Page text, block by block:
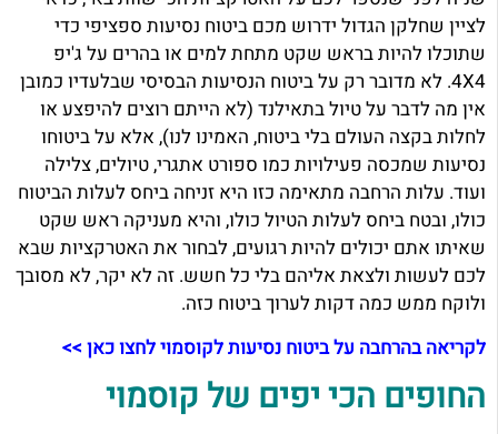
לציין שחלקן הגדול ידרוש מכם ביטוח נסיעות ספציפי כדי
שתוכלו להיות בראש שקט מתחת למים או בהרים על ג'יפ
4X4. לא מדובר רק על ביטוח הנסיעות הבסיסי שבלעדיו כמובן
אין מה לדבר על טיול בתאילנד (לא הייתם רוצים להיפצע או
לחלות בקצה העולם בלי ביטוח, האמינו לנו), אלא על ביטוחו
נסיעות שמכסה פעילויות כמו ספורט אתגרי, טיולים, צלילה
ועוד. עלות הרחבה מתאימה כזו היא זניחה ביחס לעלות הביטוח
כולו, ובטח ביחס לעלות הטיול כולו, והיא מעניקה ראש שקט
שאיתו אתם יכולים להיות רגועים, לבחור את האטרקציות שבא
לכם לעשות ולצאת אליהם בלי כל חשש. זה לא יקר, לא מסובך
ולוקח ממש כמה דקות לערוך ביטוח כזה.
לקריאה בהרחבה על ביטוח נסיעות לקוסמוי לחצו כאן >>
החופים הכי יפים של קוסמוי